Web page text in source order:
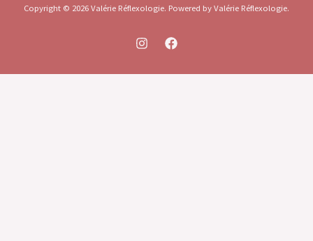
Copyright © 2026 Valérie Réflexologie. Powered by Valérie Réflexologie.